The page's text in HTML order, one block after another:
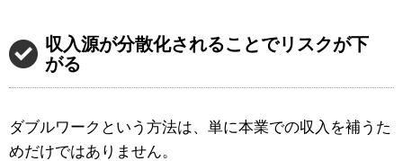
収入源が分散化されることでリスクが下
がる
ダブルワークという方法は、単に本業での収入を補うた
めだけではありません。